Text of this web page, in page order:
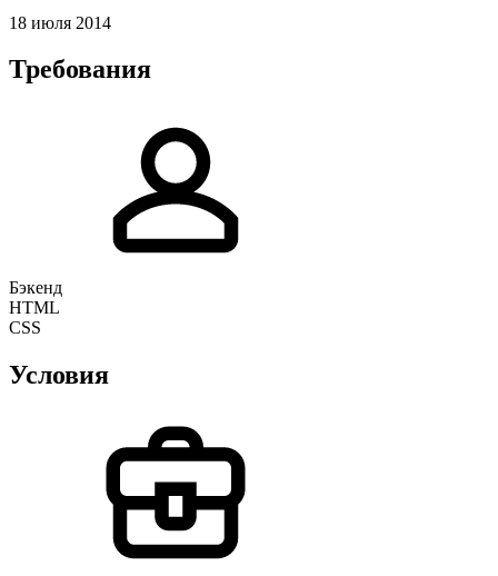
18 июля 2014
Требования
Бэкенд
HTML
CSS
Условия